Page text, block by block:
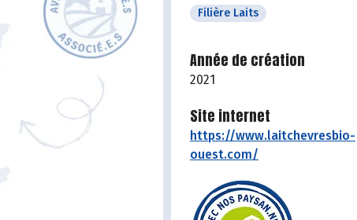
Filière Laits
Année de création
2021
Site internet
https://www.laitchevresbio-
ouest.com/